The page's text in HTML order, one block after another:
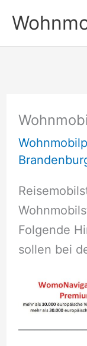
Inhalt
springen
Folgende
sollen bei